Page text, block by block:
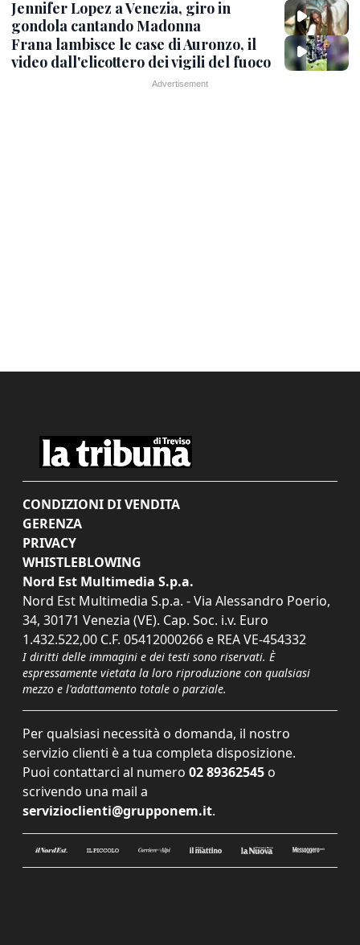
Jennifer Lopez a Venezia, giro in
gondola cantando Madonna
Frana lambisce le case di Auronzo, il
video dall'elicottero dei vigili del fuoco
CONDIZIONI DI VENDITA
GERENZA
PRIVACY
WHISTLEBLOWING
Nord Est Multimedia S.p.a.
Nord Est Multimedia S.p.a. - Via Alessandro Poerio,
34, 30171 Venezia (VE). Cap. Soc. i.v. Euro
1.432.522,00 C.F. 05412000266 e REA VE-454332
I diritti delle immagini e dei testi sono riservati. È
espressamente vietata la loro riproduzione con qualsiasi
mezzo e l'adattamento totale o parziale.
Per qualsiasi necessità o domanda, il nostro
servizio clienti è a tua completa disposizione.
Puoi contattarci al numero 02 89362545 o
scrivendo una mail a
servizioclienti@grupponem.it.